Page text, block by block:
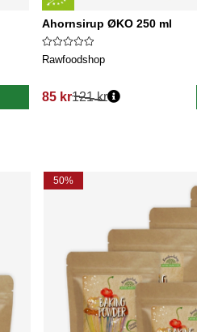
Ahornsirup ØKO 250 ml
Rawfoodshop
85 kr
Normalpris:
121 kr
50%